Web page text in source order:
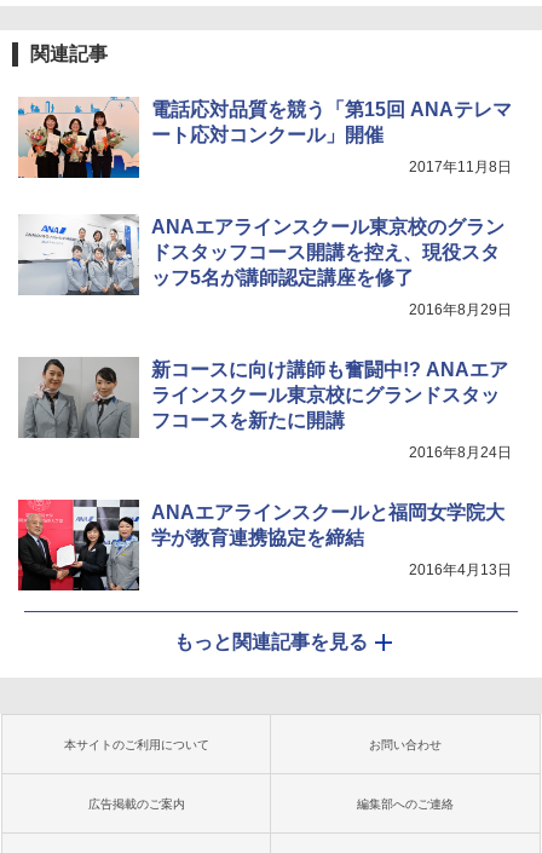
関連記事
電話応対品質を競う「第15回 ANAテレマ
ート応対コンクール」開催
2017年11月8日
ANAエアラインスクール東京校のグラン
ドスタッフコース開講を控え、現役スタ
ッフ5名が講師認定講座を修了
2016年8月29日
新コースに向け講師も奮闘中!? ANAエア
ラインスクール東京校にグランドスタッ
フコースを新たに開講
2016年8月24日
ANAエアラインスクールと福岡女学院大
学が教育連携協定を締結
2016年4月13日
もっと関連記事を見る
本サイトのご利用について お問い合わせ
広告掲載のご案内 編集部へのご連絡